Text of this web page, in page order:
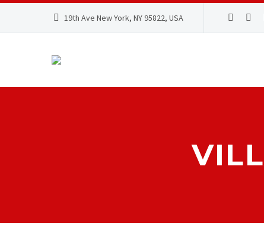
19th Ave New York, NY 95822, USA